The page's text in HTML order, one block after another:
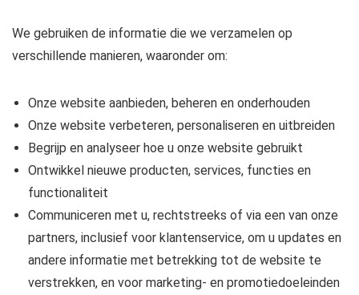
We gebruiken de informatie die we verzamelen op
verschillende manieren, waaronder om:
Onze website aanbieden, beheren en onderhouden
Onze website verbeteren, personaliseren en uitbreiden
Begrijp en analyseer hoe u onze website gebruikt
Ontwikkel nieuwe producten, services, functies en
functionaliteit
Communiceren met u, rechtstreeks of via een van onze
partners, inclusief voor klantenservice, om u updates en
andere informatie met betrekking tot de website te
verstrekken, en voor marketing- en promotiedoeleinden